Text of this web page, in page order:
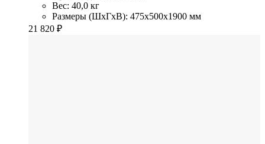
Вес: 40,0 кг
Размеры (ШхГхВ): 475x500x1900 мм
21 820 ₽